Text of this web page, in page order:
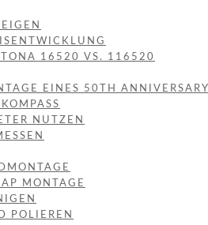
16520 VS. 116520
EINES 50TH
NUTZEN
MONTAGE
POLIEREN